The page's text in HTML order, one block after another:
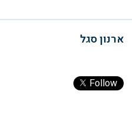
ארנון סגל
Follow